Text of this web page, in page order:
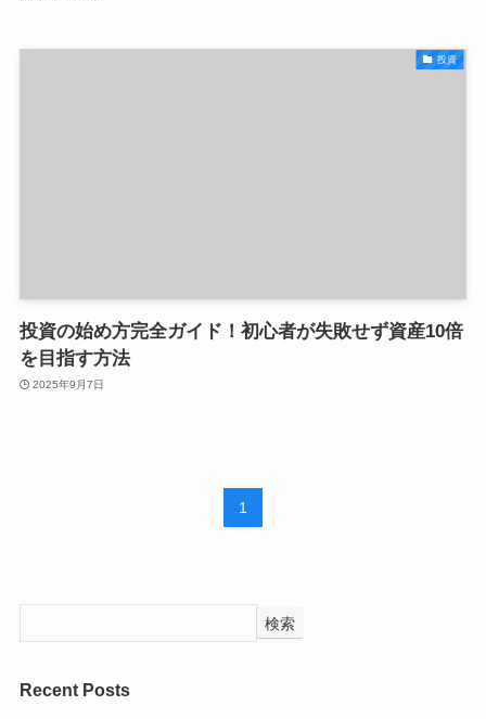
投資
投資の始め方完全ガイド！初心者が失敗せず資産10倍
を目指す方法
2025年9月7日
1
検索
Recent Posts